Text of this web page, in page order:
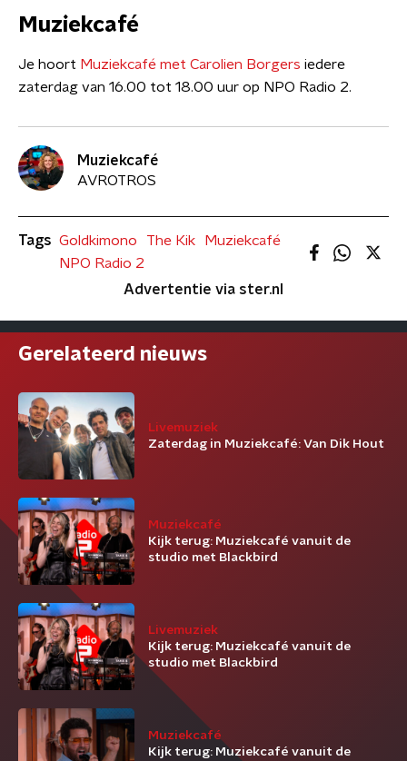
Muziekcafé
Je hoort Muziekcafé met Carolien Borgers iedere
zaterdag van 16.00 tot 18.00 uur op NPO Radio 2.
Muziekcafé
AVROTROS
Tags Goldkimono The Kik
Muziekcafé
NPO Radio 2
Advertentie via ster.nl
Gerelateerd nieuws
Livemuziek
Zaterdag in Muziekcafé: Van Dik Hout
Muziekcafé
Kijk terug: Muziekcafé vanuit de
studio met Blackbird
Livemuziek
Kijk terug: Muziekcafé vanuit de
studio met Blackbird
Muziekcafé
Kijk terug: Muziekcafé vanuit de